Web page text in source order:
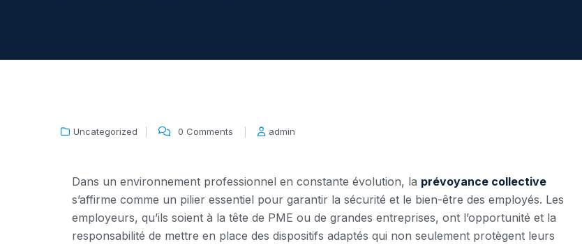
Uncategorized 0 Comments admin
Dans un environnement professionnel en constante évolution, la prévoyance collective
s’affirme comme un pilier essentiel pour garantir la sécurité et le bien-être des employés. Les
employeurs, qu’ils soient à la tête de PME ou de grandes entreprises, ont l’opportunité et la
responsabilité de mettre en place des dispositifs adaptés qui non seulement protègent leurs